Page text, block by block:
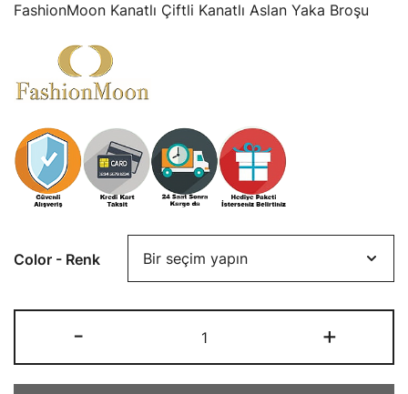
FashionMoon Kanatlı Çiftli Kanatlı Aslan Yaka Broşu
Color - Renk
-
Kanatlı
Çiftli
+